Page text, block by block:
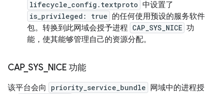
lifecycle_config.textproto 中设置了
is_privileged: true 的任何使用预设的服务软件
包。转换到此网域会授予进程 CAP_SYS_NICE 功
能，使其能够管理自己的资源分配。
CAP_ SYS NICE 功能
该平台会向 priority_service_bundle
网域中的进程授